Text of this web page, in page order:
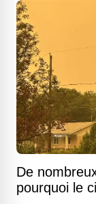
De
pourquoi le